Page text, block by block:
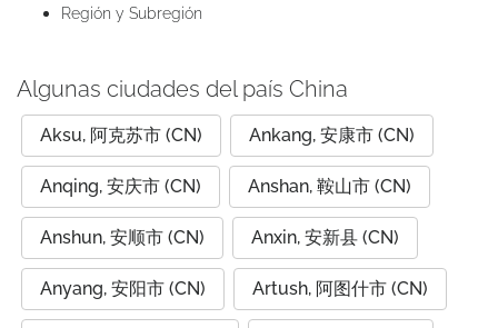
Región y Subregión
Algunas ciudades del país China
Aksu, 阿克苏市 (CN) Ankang, 安康市 (CN)
Anqing, 安庆市 (CN) Anshan, 鞍山市 (CN)
Anshun, 安顺市 (CN) Anxin, 安新县 (CN)
Anyang, 安阳市 (CN) Artush, 阿图什市 (CN)